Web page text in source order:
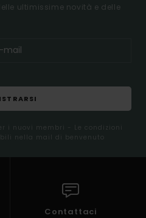
ultimissime novità e delle
i nuovi membri - Le condizioni
nella mail di benvenuto
Contattaci